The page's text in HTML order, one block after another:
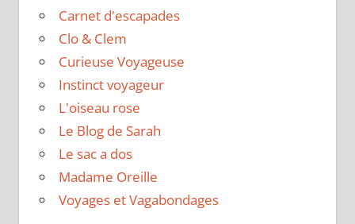
Carnet d'escapades
Clo & Clem
Curieuse Voyageuse
Instinct voyageur
L'oiseau rose
Le Blog de Sarah
Le sac a dos
Madame Oreille
Voyages et Vagabondages